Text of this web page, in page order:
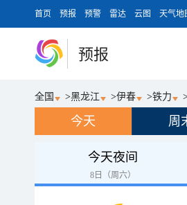
首页 预报 预警 雷达 云图 天气地
预报
全国 >黑龙江 >伊春 >铁力 >
今天 周
今天夜间
8日（周六）